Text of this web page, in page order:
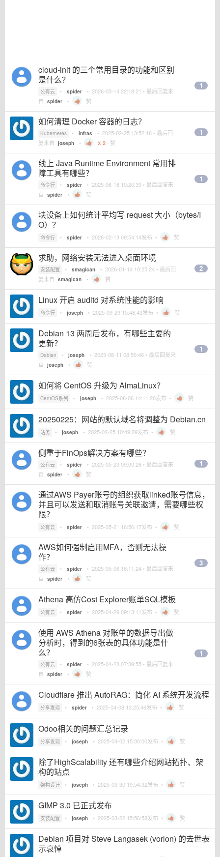
cloud-init 的三个常用目录的功能和区别
是什么？
公有云 • spider • 2026-03-14 22:18:21 • 最后回复来
自 spider • 赞
1
如何清理 Docker 容器的日志？
Kubernetes • infras • 2025-02-25 13:52:18 • 最后回
复来自 joseph • 2 · 赞
1
线上 Java Runtime Environment 常用排
障工具有哪些？
命令行 • spider • 2025-06-18 10:20:39 • 最后回复来
自 spider • 赞
1
块设备上如何统计平均写 request 大小（bytes/I
O）？
命令行 • spider • 2026-02-13 09:54:14发布 • 赞
求助，网络安装无法进入桌面环境
安装配置 • smagican • 2026-01-14 10:25:24 • 最后回
复来自 smagican • 赞
2
Linux 开启 auditd 对系统性能的影响
命令行 • joseph • 2025-09-29 15:48:43发布 • 赞
Debian 13 两周后发布，有哪些主要的
更新？
Debian • joseph • 2025-08-11 08:50:46 • 最后回复来
自 joseph • 赞
1
如何将 CentOS 升级为 AlmaLinux？
CentOS系列 • joseph • 2025-08-06 14:11:20发布 • 赞
20250225：网站的默认域名将调整为 Debian.cn
站务 • joseph • 2025-02-25 10:49:29发布 • 赞
侧重于FinOps解决方案有哪些？
公有云 • spider • 2025-05-23 09:00:26 • 最后回复来
自 spider • 赞
1
通过AWS Payer账号的组织获取linked账号信息，
并且可以发送和取消账号关联邀请，需要哪些权
限？
公有云 • spider • 2025-05-21 16:56:17发布 • 赞
AWS如何强制启用MFA，否则无法操
作？
公有云 • spider • 2025-05-06 16:11:24 • 最后回复来
自 spider • 赞
3
Athena 高仿Cost Explorer账单SQL模板
公有云 • spider • 2025-04-29 09:13:11发布 • 赞
使用 AWS Athena 对账单的数据导出做
分析时，得到的6张表的具体功能是什
么？
公有云 • spider • 2025-04-23 07:39:55 • 最后回复来
自 spider • 赞
1
Cloudflare 推出 AutoRAG：简化 AI 系统开发流程
分享发现 • spider • 2025-04-08 13:25:46发布 • 赞
Odoo相关的问题汇总记录
分享发现 • joseph • 2025-04-02 15:30:00发布 • 赞
除了HighScalability 还有哪些介绍网站拓扑、架
构的站点
架构设计 • joseph • 2025-03-30 19:54:32发布 • 赞
GIMP 3.0 已正式发布
安装配置 • joseph • 2025-03-22 15:56:58发布 • 赞
Debian 项目对 Steve Langasek (vorlon) 的去世表
示哀悼